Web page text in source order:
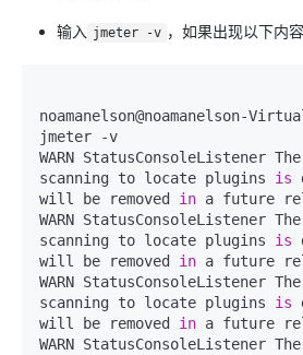
输入 jmeter -v ，如果出现以下内
noamanelson@noamanelson-
jmeter -v
WARN StatusConsoleListener
scanning to locate plugins is
will be removed in a future
WARN StatusConsoleListener
scanning to locate plugins is
will be removed in a future
WARN StatusConsoleListener
scanning to locate plugins is
will be removed in a future
WARN StatusConsoleListener